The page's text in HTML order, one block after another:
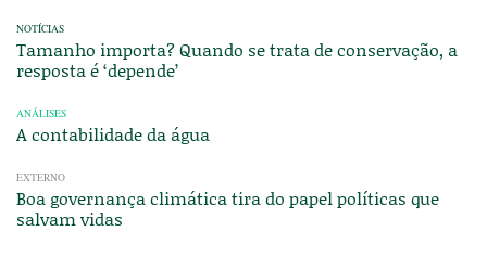
NOTÍCIAS
Tamanho importa? Quando se trata de conservação, a
resposta é ‘depende’
ANÁLISES
A contabilidade da água
EXTERNO
Boa governança climática tira do papel políticas que
salvam vidas